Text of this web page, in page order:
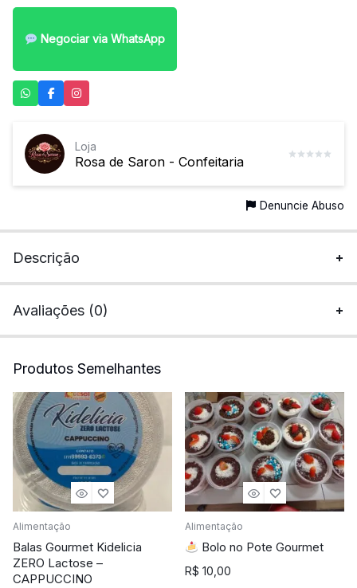
Negociar via WhatsApp
Rosa de Saron - Confeitaria
Loja
Denuncie Abuso
Descrição
Avaliações (0)
Produtos Semelhantes
Alimentação
Balas Gourmet Kidelicia
ZERO Lactose –
CAPPUCCINO
Alimentação
Bolo no Pote Gourmet
R$ 10,00